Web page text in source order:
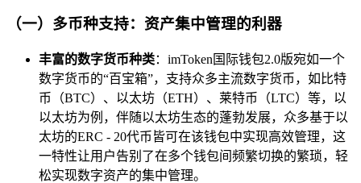
（一）多币种支持：资产集中管理的利器
丰富的数字货币种类：imToken国际钱包2.0版宛如一个
数字货币的“百宝箱”，支持众多主流数字货币，如比特
币（BTC）、以太坊（ETH）、莱特币（LTC）等，以
以太坊为例，伴随以太坊生态的蓬勃发展，众多基于以
太坊的ERC - 20代币皆可在该钱包中实现高效管理，这
一特性让用户告别了在多个钱包间频繁切换的繁琐，轻
松实现数字资产的集中管理。